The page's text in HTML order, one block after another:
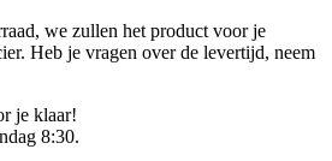
we zullen het product voor je
Heb je vragen over de levertijd, neem
je klaar!
8:30.